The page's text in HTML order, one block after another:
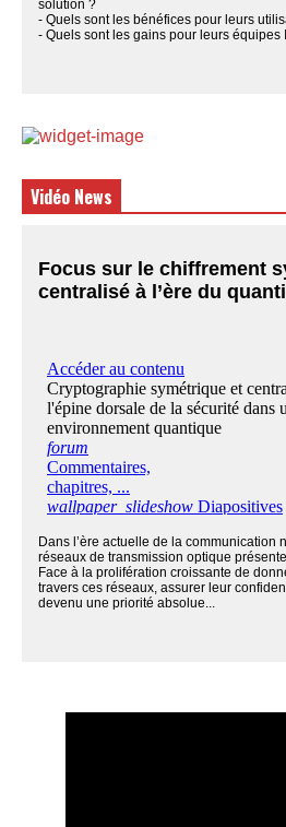
solution ?
- Quels sont les bénéfices pour leurs
- Quels sont les gains pour leurs équipes
Vidéo News
Focus sur le chiffrement
centralisé à l’ère du
Dans l’ère actuelle de la communication
réseaux de transmission optique
Face à la prolifération croissante de
travers ces réseaux, assurer leur
devenu une priorité absolue...